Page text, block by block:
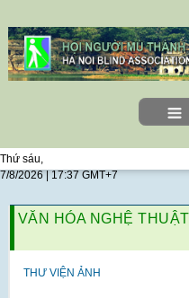
Thứ sáu,
7/8/2026 | 17:37 GMT+7
VĂN HÓA NGHỆ THUẬT
THƯ VIỆN ẢNH